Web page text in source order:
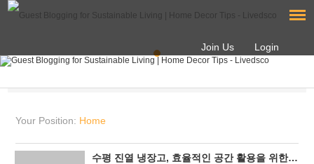
Join Us Login
Your Position: Home
수평 진열 냉장고, 효율적인 공간 활용을 위한 팁은?